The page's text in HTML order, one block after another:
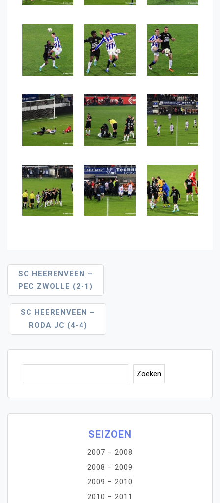
Bericht
Navigatie
SC HEERENVEEN –
PEC ZWOLLE (2-1)
SC HEERENVEEN –
RODA JC (4-4)
Zoeken
SEIZOEN
2007 – 2008
2008 – 2009
2009 – 2010
2010 – 2011